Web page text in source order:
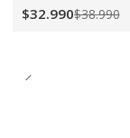
$32.990$38.990